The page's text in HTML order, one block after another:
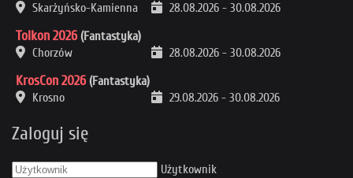
Skarżyńsko-Kamienna 28.08.2026 - 30.08.2026
Tolkon 2026 (Fantastyka)
Chorzów
28.08.2026 - 30.08.2026
KrosCon 2026 (Fantastyka)
Krosno
29.08.2026 - 30.08.2026
Zaloguj się
Użytkownik